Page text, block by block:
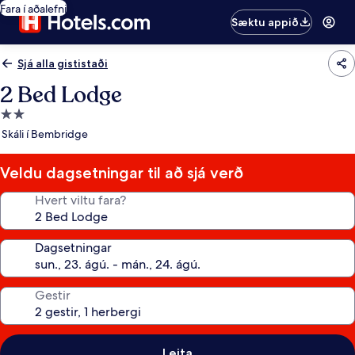
Fara í aðalefni
Sæktu appið
Sjá alla gististaði
2 Bed Lodge
2.0
stjörnu
Skáli í Bembridge
Veldu dagsetningar til að sjá verð
Hvert viltu fara?
Dagsetningar
Gestir